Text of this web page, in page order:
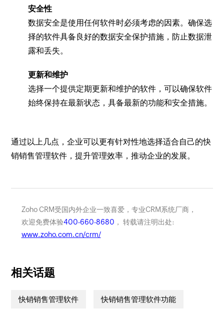
安全性
数据安全是使用任何软件时必须考虑的因素。确保选
择的软件具备良好的数据安全保护措施，防止数据泄
露和丢失。
更新和维护
选择一个提供定期更新和维护的软件，可以确保软件
始终保持在最新状态，具备最新的功能和安全措施。
通过以上几点，企业可以更有针对性地选择适合自己的快
销销售管理软件，提升管理效率，推动企业的发展。
Zoho CRM受国内外企业一致喜爱，专业CRM系统厂商，
欢迎免费体验400-660-8680 ， 转载请注明出处:
www.zoho.com.cn/crm/
相关话题
快销销售管理软件 快销销售管理软件功能